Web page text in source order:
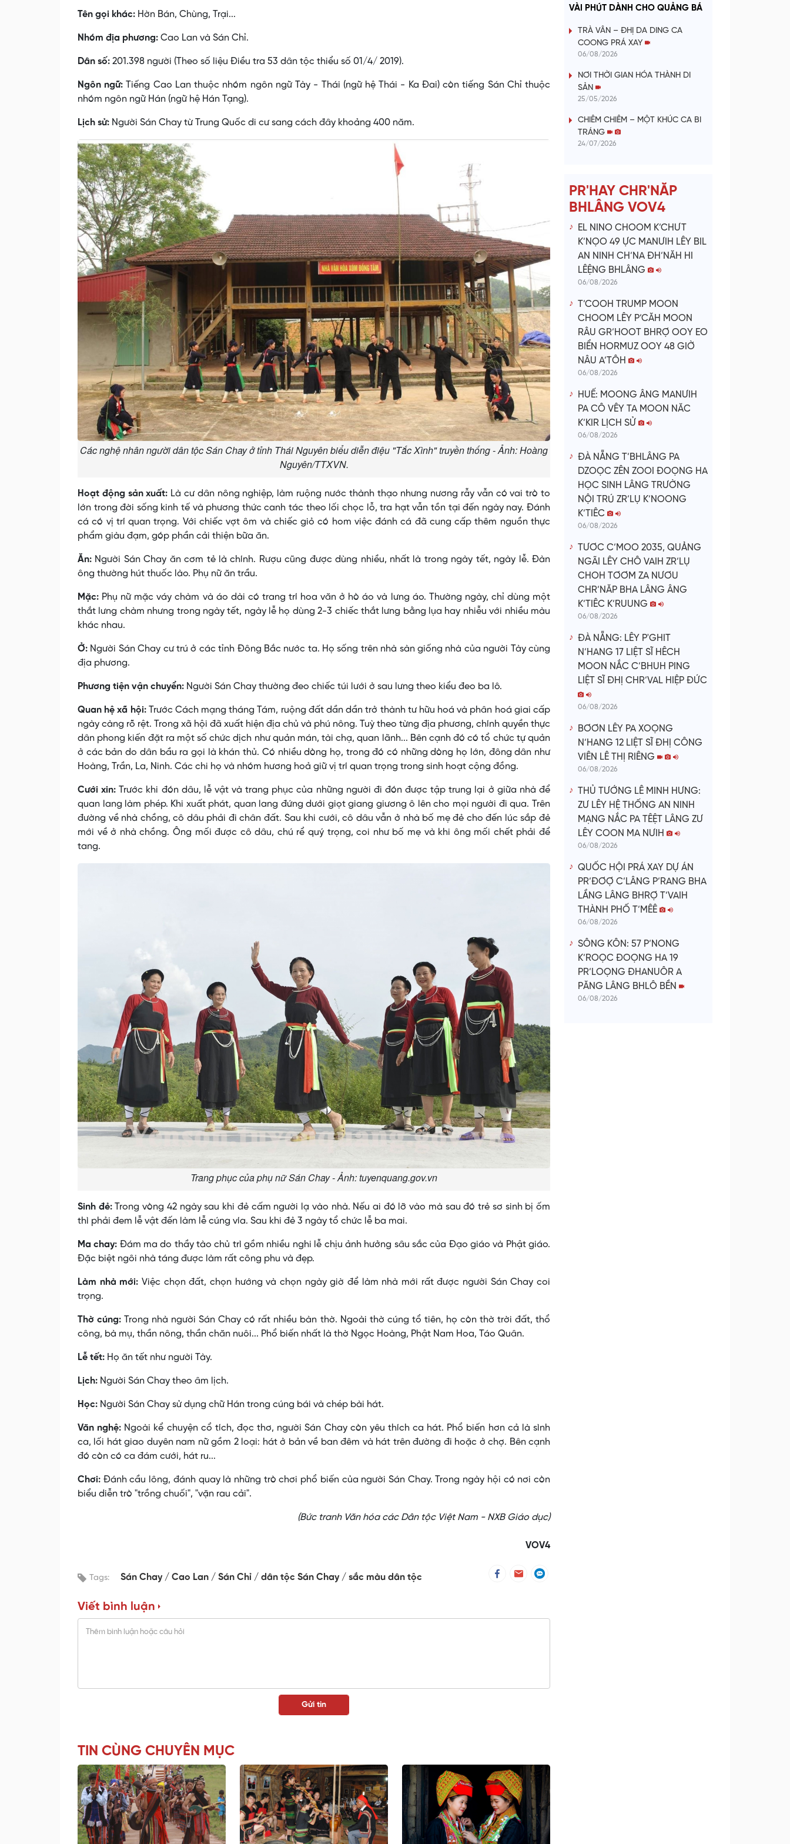
Tên gọi khác: Hờn Bán, Chùng, Trại...
Nhóm địa phương: Cao Lan và Sán Chỉ.
Dân số: 201.398 người (Theo số liệu Điều tra 53 dân tộc thiểu số 01/4/ 2019).
Ngôn ngữ:Tiếng Cao Lan thuộc nhóm ngôn ngữ Tày - Thái (ngữ hệ Thái - Ka Ðai) còn tiếng Sán Chỉ thuộc
nhóm ngôn ngữ Hán (ngữ hệ Hán Tạng).
Lịch sử: Người Sán Chay từ Trung Quốc di cư sang cách đây khoảng 400 năm.
Các nghệ nhân người dân tộc Sán Chay ở tỉnh Thái Nguyên biểu diễn điệu "Tắc Xình" truyền thống - Ảnh: Hoàng
Nguyên/TTXVN.
Hoạt động sản xuất: Là cư dân nông nghiệp, làm ruộng nước thành thạo nhưng nương rẫy vẫn có vai trò to
lớn trong đời sống kinh tế và phương thức canh tác theo lối chọc lỗ, tra hạt vẫn tồn tại đến ngày nay. Ðánh
cá có vị trí quan trọng. Với chiếc vợt ôm và chiếc giỏ có hom việc đánh cá đã cung cấp thêm nguồn thực
phẩm giàu đạm, góp phần cải thiện bữa ăn.
Ăn: Người Sán Chay ăn cơm tẻ là chính. Rượu cũng được dùng nhiều, nhất là trong ngày tết, ngày lễ. Ðàn
ông thường hút thuốc lào. Phụ nữ ăn trầu.
Mặc: Phụ nữ mặc váy chàm và áo dài có trang trí hoa văn ở hò áo và lưng áo. Thường ngày, chỉ dùng một
thắt lưng chàm nhưng trong ngày tết, ngày lễ họ dùng 2-3 chiếc thắt lưng bằng lụa hay nhiễu với nhiều màu
khác nhau.
Ở: Người Sán Chay cư trú ở các tỉnh Ðông Bắc nước ta. Họ sống trên nhà sàn giống nhà của người Tày cùng
địa phương.
Phương tiện vận chuyển: Người Sán Chay thường đeo chiếc túi lưới ở sau lưng theo kiểu đeo ba lô.
Quan hệ xã hội:Trước Cách mạng tháng Tám, ruộng đất dần dần trở thành tư hữu hoá và phân hoá giai cấp
ngày càng rõ rệt. Trong xã hội đã xuất hiện địa chủ và phú nông. Tuỳ theo từng địa phương, chính quyền thực
dân phong kiến đặt ra một số chức dịch như quản mán, tài chạ, quan lãnh... Bên cạnh đó có tổ chức tự quản
ở các bản do dân bầu ra gọi là khán thủ. Có nhiều dòng họ, trong đó có những dòng họ lớn, đông dân như
Hoàng, Trần, La, Ninh. Các chi họ và nhóm hương hoả giữ vị trí quan trọng trong sinh hoạt cộng đồng.
Cưới xin:Trước khi đón dâu, lễ vật và trang phục của những người đi đón được tập trung lại ở giữa nhà để
quan lang làm phép. Khi xuất phát, quan lang đứng dưới giọt giang giương ô lên cho mọi người đi qua. Trên
đường về nhà chồng, cô dâu phải đi chân đất. Sau khi cưới, cô dâu vẫn ở nhà bố mẹ đẻ cho đến lúc sắp đẻ
mới về ở nhà chồng. Ông mối được cô dâu, chú rể quý trọng, coi như bố mẹ và khi ông mối chết phải để
tang.
Trang phục của phụ nữ Sán Chay - Ảnh: tuyenquang.gov.vn
Sinh đẻ:Trong vòng 42 ngày sau khi đẻ cấm người lạ vào nhà. Nếu ai đó lỡ vào mà sau đó trẻ sơ sinh bị ốm
thì phải đem lễ vật đến làm lễ cúng vía. Sau khi đẻ 3 ngày tổ chức lễ ba mai.
Ma chay: Ðám ma do thầy tào chủ trì gồm nhiều nghi lễ chịu ảnh hưởng sâu sắc của Ðạo giáo và Phật giáo.
Ðặc biệt ngôi nhà táng được làm rất công phu và đẹp.
Làm nhà mới: Việc chọn đất, chọn hướng và chọn ngày giờ để làm nhà mới rất được người Sán Chay coi
trọng.
Thờ cúng:Trong nhà người Sán Chay có rất nhiều bàn thờ. Ngoài thờ cúng tổ tiên, họ còn thờ trời đất, thổ
công, bà mụ, thần nông, thần chăn nuôi... Phổ biến nhất là thờ Ngọc Hoàng, Phật Nam Hoa, Táo Quân.
Lễ tết: Họ ăn tết như người Tày.
Lịch: Người Sán Chay theo âm lịch.
Học: Người Sán Chay sử dụng chữ Hán trong cúng bái và chép bài hát.
Văn nghệ: Ngoài kể chuyện cổ tích, đọc thơ, người Sán Chay còn yêu thích ca hát. Phổ biến hơn cả là sình
ca, lối hát giao duyên nam nữ gồm 2 loại: hát ở bản về ban đêm và hát trên đường đi hoặc ở chợ. Bên cạnh
đó còn có ca đám cưới, hát ru...
Chơi: Ðánh cầu lông, đánh quay là những trò chơi phổ biến của người Sán Chay. Trong ngày hội có nơi còn
biểu diễn trò "trồng chuối", "vặn rau cải".
(Bức tranh Văn hóa các Dân tộc Việt Nam - NXB Giáo dục)
VOV4
Tags: Sán Chay Cao Lan Sán Chỉ dân tộc Sán Chay sắc màu dân tộc
Viết bình luận
TIN CÙNG CHUYÊN MỤC
a
y
i
d
VÀI PHÚT DÀNH CHO QUẢNG BÁ
TRÀ VÂN – ĐHỊ DA DING CA
COONG PRÁ XAY
06/08/2026
NƠI THỜI GIAN HÓA THÀNH DI
SẢN
25/05/2026
CHIÊM CHIÊM – MỘT KHÚC CA BI
TRÁNG
24/07/2026
PR'HAY CHR'NĂP
BHLÂNG VOV4
EL NINO CHOOM K’CHƯT
K’NỌO 49 ỰC MANƯIH LÊY BIL
AN NINH CH’NA ĐH’NĂH HI
LÊỆNG BHLÂNG
06/08/2026
T’COOH TRUMP MOON
CHOOM LÊY P’CĂH MOON
RÂU GR’HOOT BHRỢ OOY EO
BIỂN HORMUZ OOY 48 GIỜ
NÂU A’TÔH
06/08/2026
HUẾ: MOONG ÂNG MANƯIH
PA CÔ VÊY TA MOON NĂC
K’KIR LỊCH SỬ
06/08/2026
ĐÀ NẴNG T’BHLÂNG PA
DZOỌC ZÊN ZOOI ĐOỌNG HA
HỌC SINH LÂNG TRƯỜNG
NỘI TRÚ ZR’LỤ K’NOONG
K’TIÊC
06/08/2026
TƯƠC C’MOO 2035, QUẢNG
NGÃI LÊY CHÔ VAIH ZR’LỤ
CHOH TƠƠM ZA NƯƠU
CHR’NĂP BHA LÂNG ÂNG
K’TIÊC K’RUUNG
06/08/2026
ĐÀ NẴNG: LÊY P'GHIT
N’HANG 17 LIỆT SĨ HÊCH
MOON NẮC C’BHUH PING
LIỆT SĨ ĐHỊ CHR’VAL HIỆP ĐỨC
06/08/2026
BƠƠN LÊY PA XOỌNG
N’HANG 12 LIỆT SĨ ĐHỊ CÔNG
VIÊN LÊ THỊ RIÊNG
06/08/2026
THỦ TƯỚNG LÊ MINH HƯNG:
ZƯ LÊY HỆ THỐNG AN NINH
MẠNG NẮC PA TÊỆT LÂNG ZƯ
LÊY COON MA NƯIH
06/08/2026
QUỐC HỘI PRÁ XAY DỰ ÁN
PR’ĐƠỢ C’LÂNG P’RANG BHA
LẦNG LÂNG BHRỢ T’VAIH
THÀNH PHỐ T’MÊÊ
06/08/2026
SÔNG KÔN: 57 P’NONG
K’ROỌC ĐOỌNG HA 19
PR’LOỌNG ĐHANUÔR A
PĂNG LÂNG BHLÔ BỀN
06/08/2026